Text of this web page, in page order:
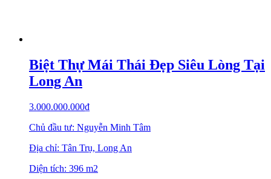
Biệt Thự Mái Thái Đẹp Siêu Lòng Tại
Long An
3.000.000.000₫
Chủ đầu tư: Nguyễn Minh Tâm
Địa chỉ: Tân Trụ, Long An
Diện tích: 396 m2